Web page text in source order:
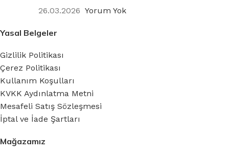
26.03.2026 Yorum Yok
Yasal Belgeler
Gizlilik Politikası
Çerez Politikası
Kullanım Koşulları
KVKK Aydınlatma Metni
Mesafeli Satış Sözleşmesi
İptal ve İade Şartları
Mağazamız